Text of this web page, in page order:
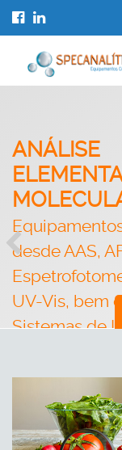
ANÁLISE
desde AAS,
UV-Vis, bem
Sistemas de